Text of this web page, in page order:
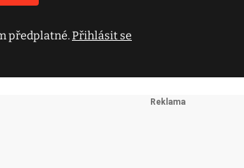
předplatné.Přihlásit se